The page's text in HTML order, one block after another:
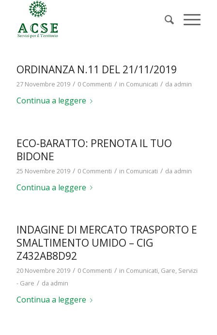
ORDINANZA N.11 DEL 21/11/2019
27 Novembre 2019 / 0 Commenti / in Comunicati / da admin
Continua a leggere
ECO-BARATTO: PRENOTA IL TUO
BIDONE
25 Novembre 2019 / 0 Commenti / in Comunicati / da admin
Continua a leggere
INDAGINE DI MERCATO TRASPORTO E
SMALTIMENTO UMIDO – CIG
Z432AB8D92
20 Novembre 2019 / 0 Commenti / in Comunicati, Gare, Servizi
- Gare / da admin
Continua a leggere